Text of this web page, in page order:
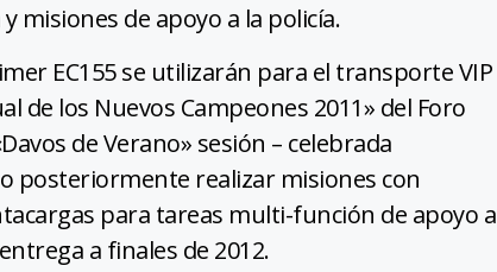
misiones de apoyo a la policía.
EC155 se utilizarán para el transporte VIP
de los Nuevos Campeones 2011» del Foro
de Verano» sesión – celebrada
posteriormente realizar misiones con
para tareas multi-función de apoyo a
a finales de 2012.